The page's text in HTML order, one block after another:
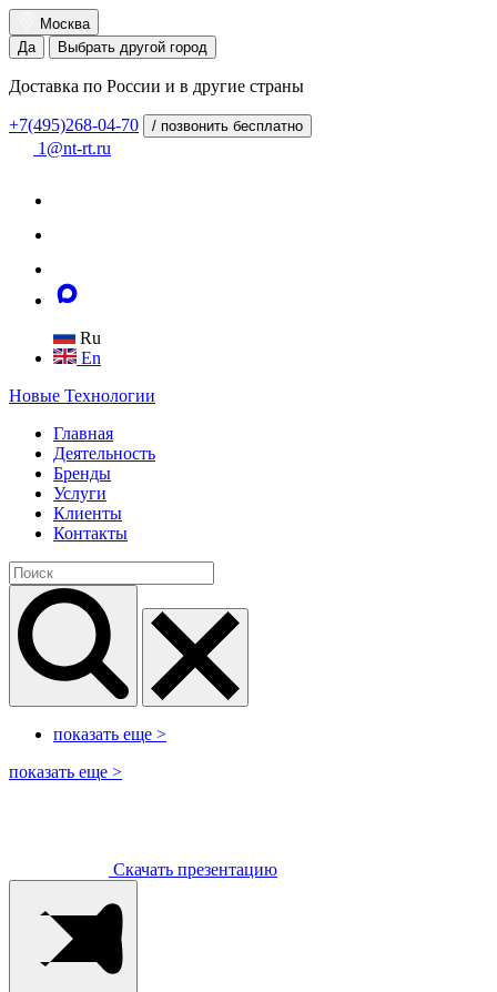
Москва
Да
Выбрать другой город
Доставка по России и в другие страны
+7(495)268-04-70 / позвонить бесплатно
1@nt-rt.ru
Ru
En
Новые Технологии
Главная
Деятельность
Бренды
Услуги
Клиенты
Контакты
показать еще >
показать еще >
Скачать презентацию